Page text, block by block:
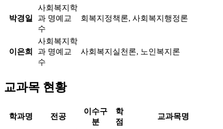
박경일
사회복지학
과 명예교
수
회복지정책론, 사회복지행정론
이은희
사회복지학
과 명예교
수
사회복지실천론, 노인복지론
교과목 현황
학과명 전공
이수구
분
학
점
교과목명